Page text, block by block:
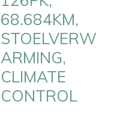
68.684KM,
STOELVERW
ARMING,
CLIMATE
CONTROL